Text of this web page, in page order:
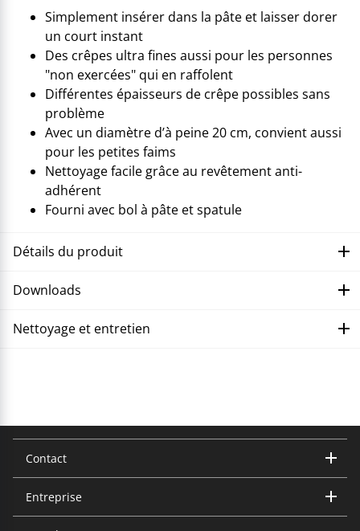
Simplement insérer dans la pâte et laisser dorer
un court instant
Des crêpes ultra fines aussi pour les personnes
"non exercées" qui en raffolent
Différentes épaisseurs de crêpe possibles sans
problème
Avec un diamètre d’à peine 20 cm, convient aussi
pour les petites faims
Nettoyage facile grâce au revêtement anti-
adhérent
Fourni avec bol à pâte et spatule
Détails du produit
Downloads
Nettoyage et entretien
Contact
Trisa Electronics AG
Kantonsstrasse 121
Entreprise